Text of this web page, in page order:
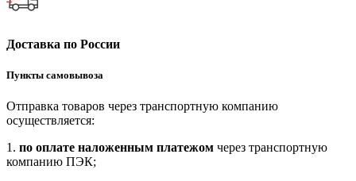
Доставка по России
Пункты самовывоза
Отправка товаров через транспортную компанию
осуществляется:
1. по оплате наложенным платежом через транспортную
компанию ПЭК;